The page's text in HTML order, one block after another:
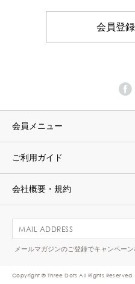
会員登
会員メニュー
ご利用ガイド
会社概要・規約
メールマガジンのご登録でキャンペー
Copyright © Three Dots All Rights Reserved